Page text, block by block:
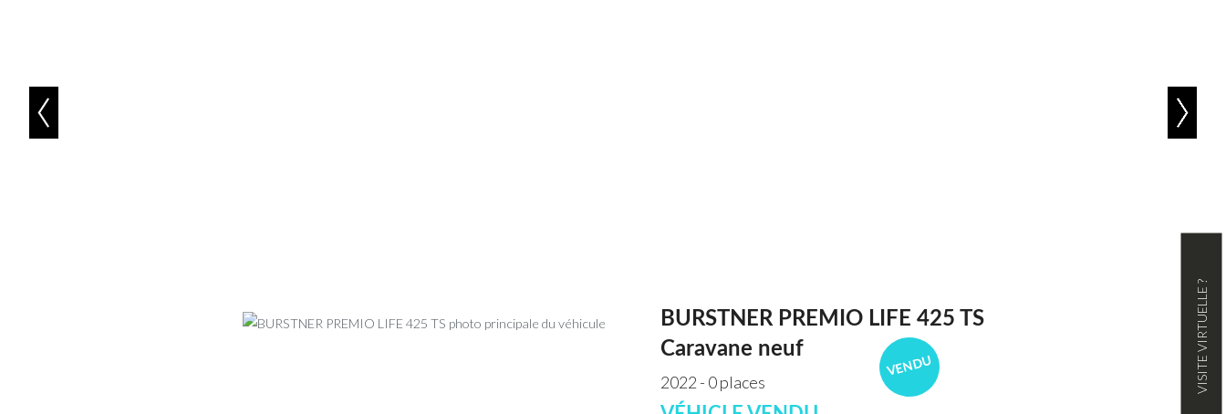
VENDU
BURSTNER PREMIO LIFE 425 TS
Caravane neuf
2022 - 0 places
VISITE VIRTUELLE ?